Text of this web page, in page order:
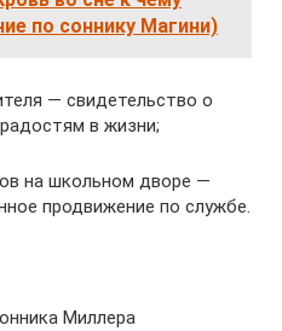
по соннику Магини)
— свидетельство о
в жизни;
на школьном дворе —
продвижение по службе.
Миллера